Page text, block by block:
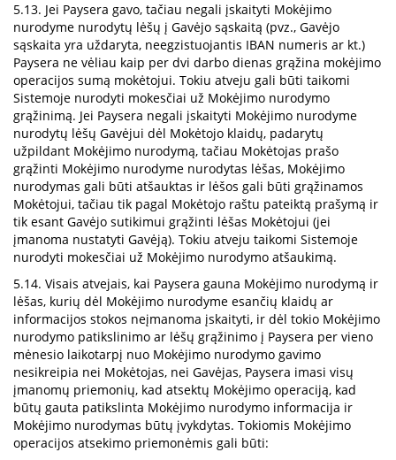
5.13. Jei Paysera gavo, tačiau negali įskaityti Mokėjimo
nurodyme nurodytų lėšų į Gavėjo sąskaitą (pvz., Gavėjo
sąskaita yra uždaryta, neegzistuojantis IBAN numeris ar kt.)
Paysera ne vėliau kaip per dvi darbo dienas grąžina mokėjimo
operacijos sumą mokėtojui. Tokiu atveju gali būti taikomi
Sistemoje nurodyti mokesčiai už Mokėjimo nurodymo
grąžinimą. Jei Paysera negali įskaityti Mokėjimo nurodyme
nurodytų lėšų Gavėjui dėl Mokėtojo klaidų, padarytų
užpildant Mokėjimo nurodymą, tačiau Mokėtojas prašo
grąžinti Mokėjimo nurodyme nurodytas lėšas, Mokėjimo
nurodymas gali būti atšauktas ir lėšos gali būti grąžinamos
Mokėtojui, tačiau tik pagal Mokėtojo raštu pateiktą prašymą ir
tik esant Gavėjo sutikimui grąžinti lėšas Mokėtojui (jei
įmanoma nustatyti Gavėją). Tokiu atveju taikomi Sistemoje
nurodyti mokesčiai už Mokėjimo nurodymo atšaukimą.
5.14. Visais atvejais, kai Paysera gauna Mokėjimo nurodymą ir
lėšas, kurių dėl Mokėjimo nurodyme esančių klaidų ar
informacijos stokos neįmanoma įskaityti, ir dėl tokio Mokėjimo
nurodymo patikslinimo ar lėšų grąžinimo į Paysera per vieno
mėnesio laikotarpį nuo Mokėjimo nurodymo gavimo
nesikreipia nei Mokėtojas, nei Gavėjas, Paysera imasi visų
įmanomų priemonių, kad atsektų Mokėjimo operaciją, kad
būtų gauta patikslinta Mokėjimo nurodymo informacija ir
Mokėjimo nurodymas būtų įvykdytas. Tokiomis Mokėjimo
operacijos atsekimo priemonėmis gali būti: